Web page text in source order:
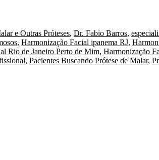
e Outras Próteses, Dr. Fabio Barros,
, Harmonização Facial ipanema RJ,
Rio de Janeiro Perto de Mim, Harmonização
, Pacientes Buscando Prótese de Malar,